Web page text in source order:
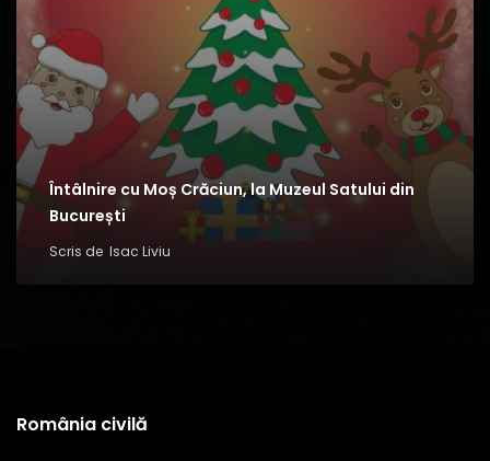
Întâlnire cu Moș Crăciun, la Muzeul Satului din
București
Scris de Isac Liviu
România civilă